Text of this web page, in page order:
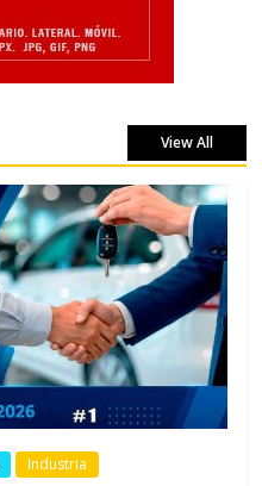
View All
Industria